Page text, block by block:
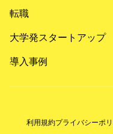
転職
大学発スタートアップ
導入事例
利用規約プライバシーポ